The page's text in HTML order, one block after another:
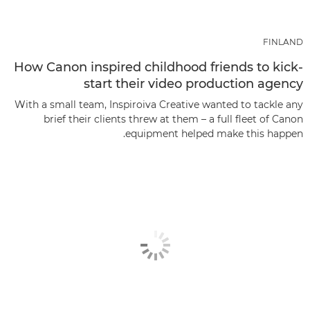
FINLAND
How Canon inspired childhood friends to kick-
start their video production agency
With a small team, Inspiroiva Creative wanted to tackle any
brief their clients threw at them – a full fleet of Canon
equipment helped make this happen.